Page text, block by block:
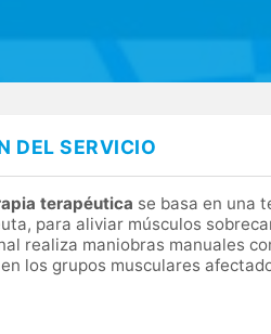
DEL SERVICIO
terapéutica se basa en una
para aliviar músculos
realiza maniobras manuales
los grupos musculares